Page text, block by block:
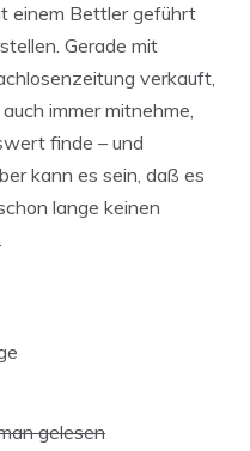
einem Bettler geführt
Gerade mit
verkauft,
immer mitnehme,
finde – und
kann es sein, daß es
lange keinen
gelesen